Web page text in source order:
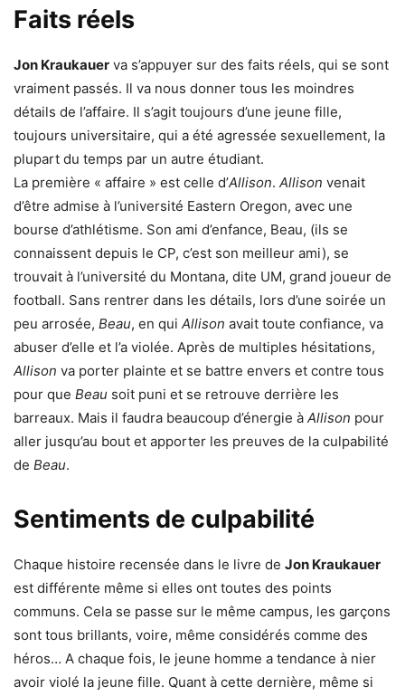
Faits réels
Jon Kraukauer va s’appuyer sur des faits réels, qui se sont
vraiment passés. Il va nous donner tous les moindres
détails de l’affaire. Il s’agit toujours d’une jeune fille,
toujours universitaire, qui a été agressée sexuellement, la
plupart du temps par un autre étudiant.
La première « affaire » est celle d’Allison. Allison venait
d’être admise à l’université Eastern Oregon, avec une
bourse d’athlétisme. Son ami d’enfance, Beau, (ils se
connaissent depuis le CP, c’est son meilleur ami), se
trouvait à l’université du Montana, dite UM, grand joueur de
football. Sans rentrer dans les détails, lors d’une soirée un
peu arrosée, Beau, en qui Allison avait toute confiance, va
abuser d’elle et l’a violée. Après de multiples hésitations,
Allison va porter plainte et se battre envers et contre tous
pour que Beau soit puni et se retrouve derrière les
barreaux. Mais il faudra beaucoup d’énergie à Allison pour
aller jusqu’au bout et apporter les preuves de la culpabilité
de Beau.
Sentiments de culpabilité
Chaque histoire recensée dans le livre de Jon Kraukauer
est différente même si elles ont toutes des points
communs. Cela se passe sur le même campus, les garçons
sont tous brillants, voire, même considérés comme des
héros… A chaque fois, le jeune homme a tendance à nier
avoir violé la jeune fille. Quant à cette dernière, même si